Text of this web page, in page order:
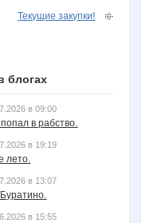
Текущие закупки!
блогах
в 09:00
в рабство.
в 19:19
лето.
в 13:07
в 15:55